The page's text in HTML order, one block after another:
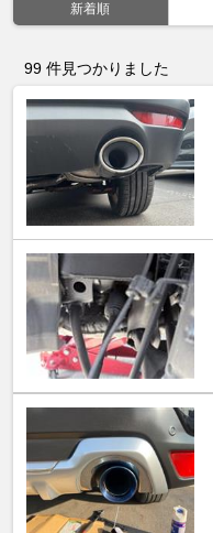
新着順
99 件見つかりました